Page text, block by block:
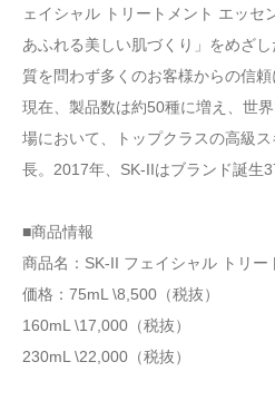
ェイシャル トリートメント エッセ
あふれる美しい肌づくり」をめざ
質を問わず多くのお客様からの信頼
現在、製品数は約50種に増え、世
場において、トップクラスの高級
長。2017年、SK-IIはブランド誕生
■商品情報
商品名：SK-II フェイシャル トリー
価格：75mL \8,500（税抜）
160mL \17,000（税抜）
230mL \22,000（税抜）